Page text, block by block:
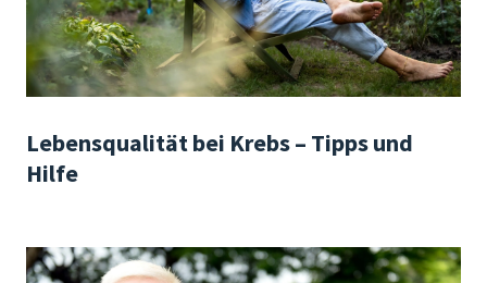
Lebensqualität bei Krebs – Tipps und
Hilfe